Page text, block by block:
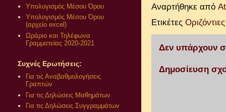
Αναρτήθηκε από
Ετικέτες
Δεν υπάρχουν
Δημοσίευση
Υπολογισμός Μέσου Όρου
Υπολογισμός Μέσου Όρου
(αρχείο excel)
Ωράριο και Τηλέφωνα
Γραμματείας 2020-2021
Συχνές Ερωτήσεις:
Για τις Αναβαθμολογήσεις
Γραπτών
Για τις Δηλώσεις Μαθημάτων
Για τις Δηλώσεις Συγγραμμάτων